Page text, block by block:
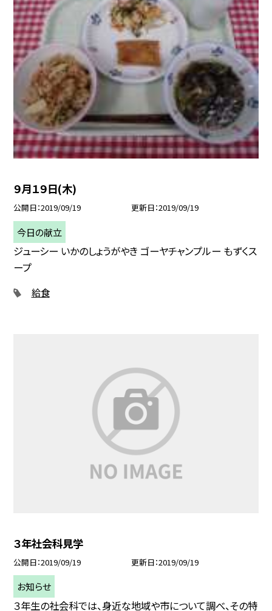
９月１９日(木)
公開日 2019/09/19 更新日 2019/09/19
今日の献立
ジューシー いかのしょうがやき ゴーヤチャンプルー もずくス
ープ
給食
３年社会科見学
公開日 2019/09/19 更新日 2019/09/19
お知らせ
３年生の社会科では、身近な地域や市について調べ、その特